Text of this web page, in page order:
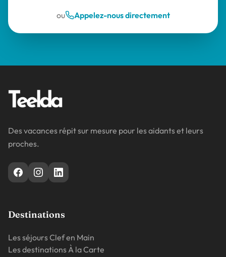
ou Appelez-nous directement
Des vacances répit sur mesure pour les aidants et leurs
proches.
Destinations
Les séjours Clef en Main
Les destinations À la Carte